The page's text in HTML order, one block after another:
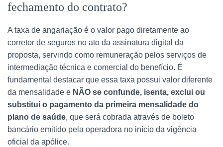
fechamento do contrato?
A taxa de angariação é o valor pago diretamente ao
corretor de seguros no ato da assinatura digital da
proposta, servindo como remuneração pelos serviços de
intermediação técnica e comercial do benefício. É
fundamental destacar que essa taxa possui valor diferente
da mensalidade e NÃO se confunde, isenta, exclui ou
substitui o pagamento da primeira mensalidade do
plano de saúde, que será cobrada através de boleto
bancário emitido pela operadora no início da vigência
oficial da apólice.